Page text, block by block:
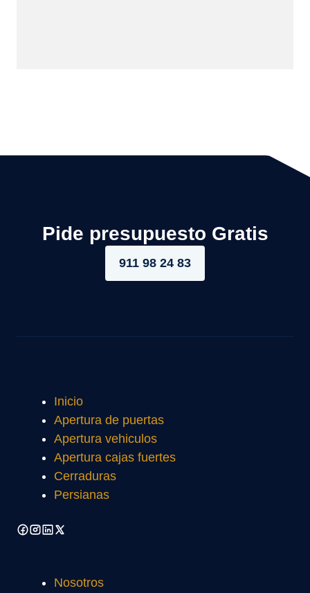
Pide presupuesto Gratis
911 98 24 83
Inicio
Apertura de puertas
Apertura vehiculos
Apertura cajas fuertes
Cerraduras
Persianas
Nosotros